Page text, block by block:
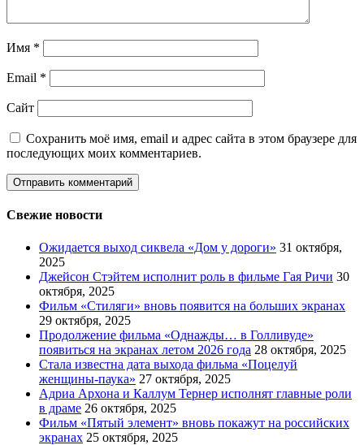
Имя *
Email *
Сайт
Сохранить моё имя, email и адрес сайта в этом браузере для
последующих моих комментариев.
Свежие новости
Ожидается выход сиквела «Дом у дороги» 31 октября,
2025
Джейсон Стэйтем исполнит роль в фильме Гая Ричи 30
октября, 2025
Фильм «Стиляги» вновь появится на больших экранах
29 октября, 2025
Продолжение фильма «Однажды… в Голливуде»
появиться на экранах летом 2026 года 28 октября, 2025
Стала известна дата выхода фильма «Поцелуй
женщины-паука» 27 октября, 2025
Адриа Архона и Каллум Тернер исполнят главные роли
в драме 26 октября, 2025
Фильм «Пятый элемент» вновь покажут на российских
экранах 25 октября, 2025